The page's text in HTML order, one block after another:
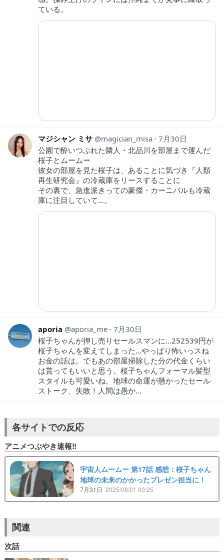
ている。
マジシャン ミサ magician_misa 7月30日
公園で酔いつぶれた隣人・北品川を部屋まで運んだ
桜子とムームー
彼女の部屋を見た桜子は、あることに気づき『人類
再生研究会』の冷蔵庫をリースすることに
その裏で、急進派きっての豪傑・カーニバルも冷蔵
庫に注目していて…。
aporia aporia_me 7月30日
桜子ちゃんが押し売りセールスマンに…252539円が
桜子ちゃんを変えてしまった…やっぱり怖いっスね
お金の話は。でもあの部屋掃除した分の代金くらい
は貰ってもいいと思う。桜子ちゃんフォーマル髪型
スタイルも可愛いね。地球の命運が懸かったセール
ストーク、失敗！人間は愚か…
各サイトでの反応
アニメつぶやき速報‼︎
宇宙人ムームー 第17話 感想：桜子ちゃん
地球の未来のかかったプレゼン担当に！
7月31日 2025/08/01 00:25
関連
次話